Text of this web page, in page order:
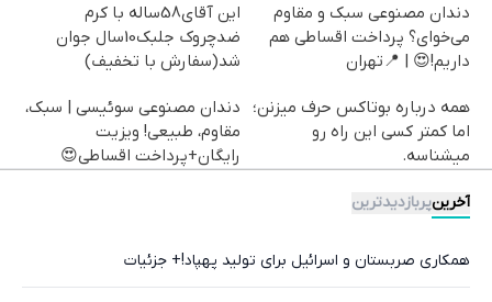
دندان مصنوعی سبک و مقاوم
می‌خوای؟ پرداخت اقساطی هم
داریم!😍 | 📍تهران
این آقای58ساله با کرم
ضدچروک جلبک10سال جوان
شد(سفارش با تخفیف)
همه درباره بوتاکس حرف میزنن؛
اما کمتر کسی این راه رو
میشناسه.
دندان مصنوعی سوئیسی | سبک،
مقاوم، طبیعی! ویزیت
رایگان+پرداخت اقساطی😍
آخرینپربازدیدترین
همکاری صربستان و اسرائیل برای تولید پهپاد!+ جزئیات